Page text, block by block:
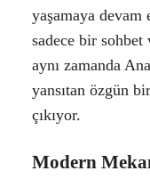
yaşamaya
sadece bir sohbet
aynı zamanda
yansıtan özgün
çıkıyor.
Modern